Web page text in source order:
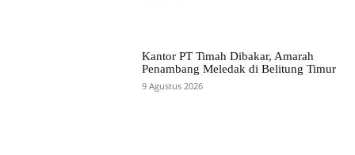
Kantor PT Timah Dibakar, Amarah
Penambang Meledak di Belitung Timur
9 Agustus 2026